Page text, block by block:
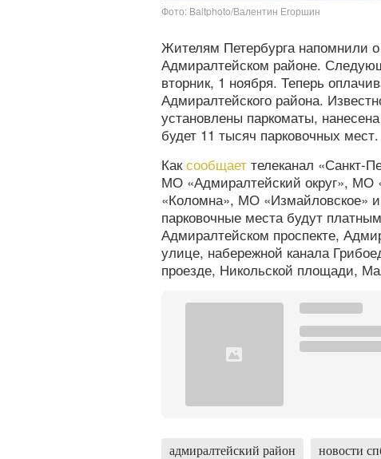
Фото: Baltphoto/Валентин Егоршин
Жителям Петербурга напомнили
Адмиралтейском районе.
вторник, 1 ноября. Теперь
Адмиралтейского района.
установлены паркоматы,
будет 11 тысяч парковочных мест.
Каксообщает телеканал «Санкт-
МО «Адмиралтейский округ»,
«Коломна», МО «Измайловское»
парковочные места будут
Адмиралтейском проспекте,
улице, набережной канала
проезде, Никольской площади,
адмиралтейский район новости